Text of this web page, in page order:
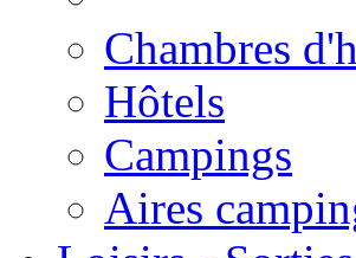
Chambres
Hôtels
Campings
Aires